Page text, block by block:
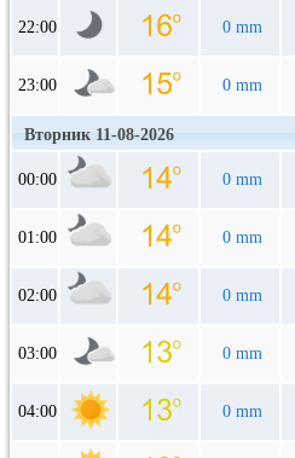
22:00 0 mm
23:00 0 mm
Вторник 11-08-2026
00:00 0 mm
01:00 0 mm
02:00 0 mm
03:00 0 mm
04:00 0 mm